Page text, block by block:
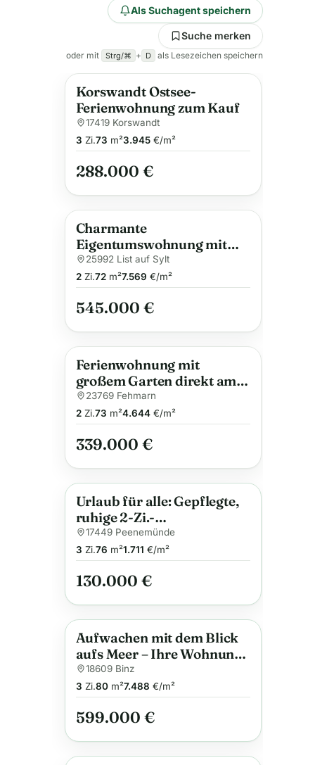
Als Suchagent speichern
Suche merken
oder mit Strg/⌘ + D als Lesezeichen speichern
Korswandt Ostsee-
Ferienwohnung zum Kauf
17419 Korswandt
3 Zi.73 m²3.945€/m²
288.000 €
Charmante
Eigentumswohnung mit
Dachgeschoss in List/Sylt
25992 List auf Sylt
2Zi.72m²7.569 €/m²
545.000 €
Ferienwohnung mit
großem Garten direkt am
Meer
23769 Fehmarn
2Zi.73 m²4.644€/m²
339.000 €
Neu Anzeige
Urlaub für alle: Gepflegte,
ruhige 2-Zi.-
(Ferien-)Wohnung auf
Usedom
17449 Peenemünde
3 Zi.76 m²1.711 €/m²
130.000 €
Anzeige
Aufwachen mit dem Blick
aufs Meer – Ihre Wohnung
in Prora wartet auf Sie
18609 Binz
3 Zi.80m²7.488 €/m²
599.000 €